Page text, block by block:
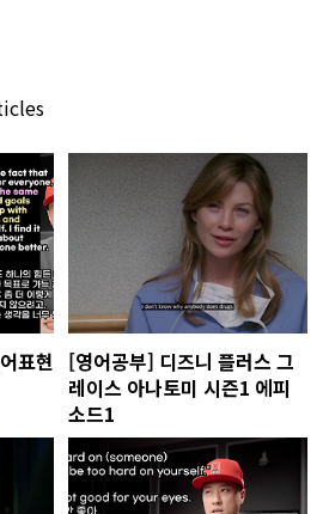
표현 [영어공부] 디즈니 플러스 그
레이스 아나토미 시즌1 에피
소드1